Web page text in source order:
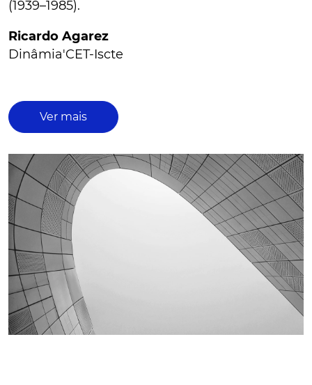
(1939–1985).
Ricardo Agarez
Dinâmia'CET-Iscte
Ver mais